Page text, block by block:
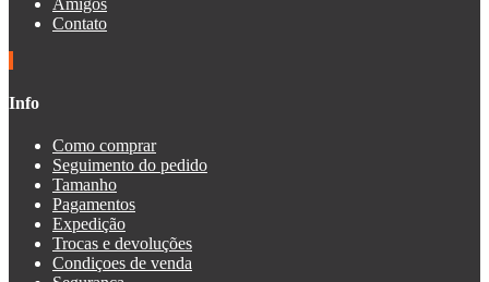
Contato
Info
Como comprar
Seguimento do pedido
Tamanho
Pagamentos
Expedição
Trocas e devoluções
Condiçoes de venda